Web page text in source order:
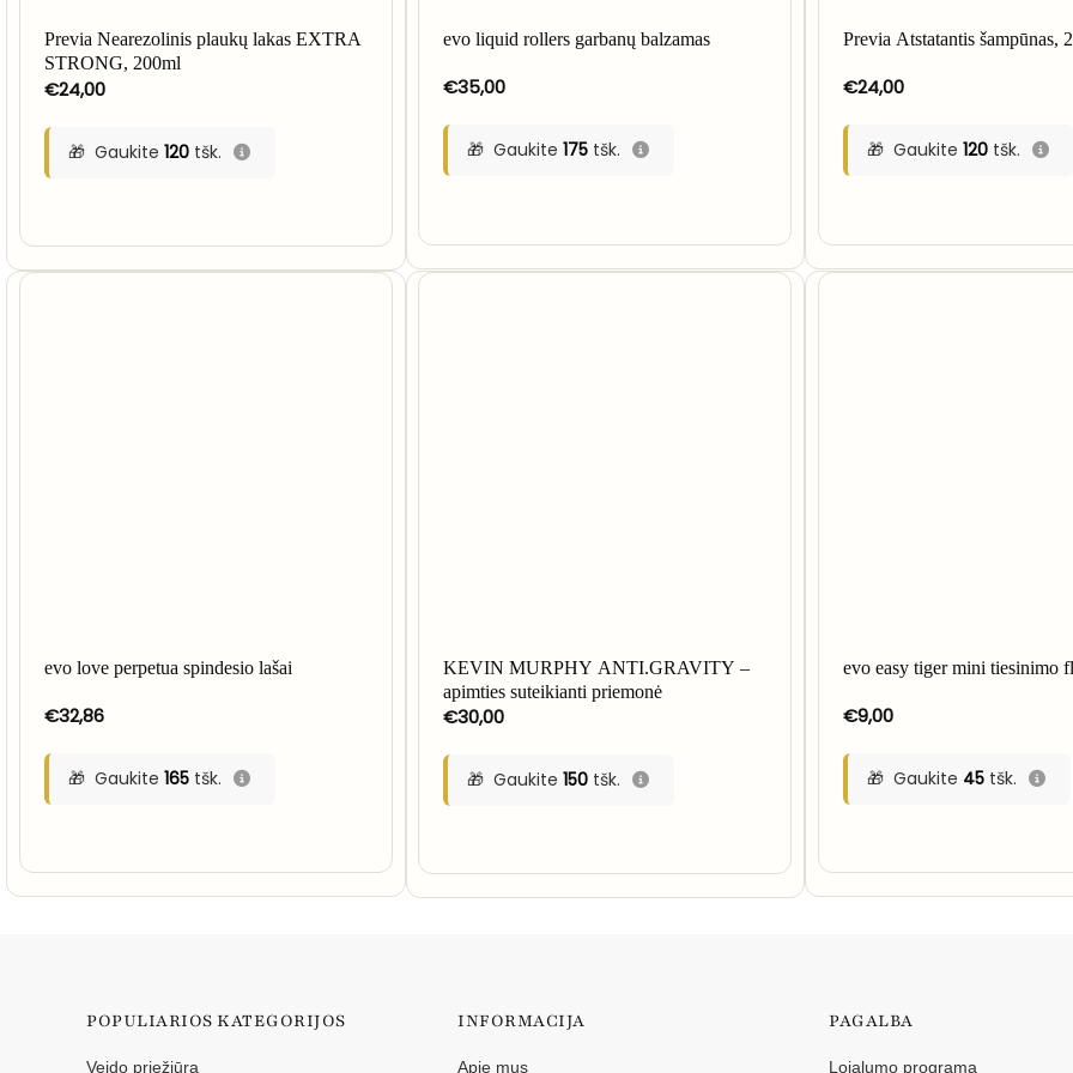
Previa Nearezolinis plaukų lakas EXTRA
STRONG, 200ml
€24,00
Gaukite 120tšk.
evo liquid rollers garbanų balzamas
€35,00
Gaukite175 tšk.
Previa Atstatantis šampūnas,
€24,00
Gaukite 120tšk.
evo love perpetua spindesio lašai
€32,86
Gaukite 165tšk.
KEVIN MURPHY ANTI.GRAVITY –
apimties suteikianti priemonė
€30,00
Gaukite150 tšk.
evo easy tiger mini tiesinimo
€9,00
Gaukite 45tšk.
POPULIARIOS KATEGORIJOS
Veido priežiūra
INFORMACIJA
Apie mus
PAGALBA
Lojalumo programa